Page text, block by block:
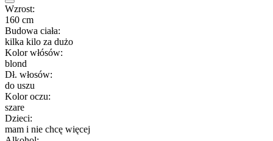
Wzrost:
160 cm
Budowa ciała:
kilka kilo za dużo
Kolor włósów:
blond
Dł. włosów:
do uszu
Kolor oczu:
szare
Dzieci:
mam i nie chcę więcej